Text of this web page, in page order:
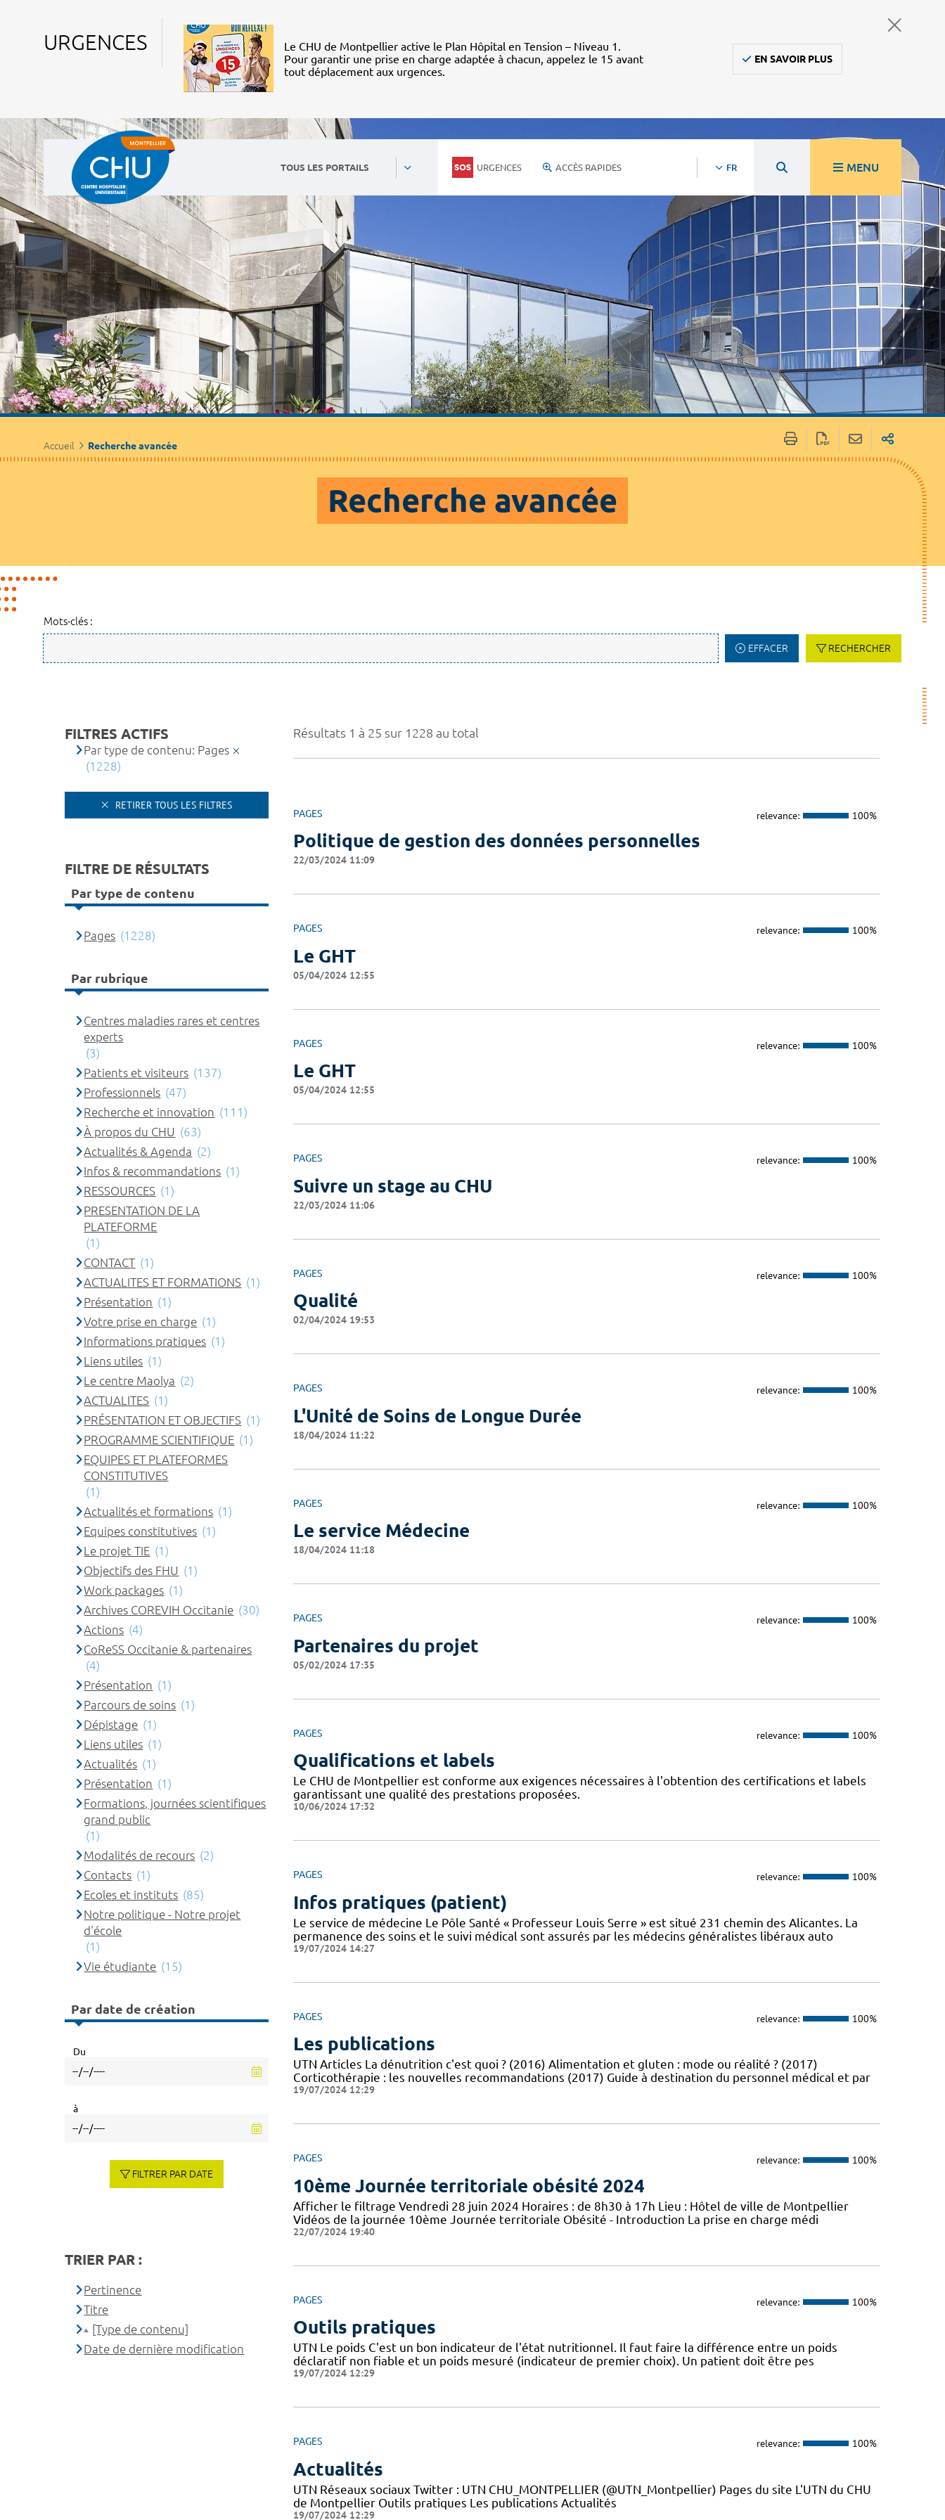
URGENCES
Le CHU de Montpellier active le Plan Hôpital en Tension – Niveau 1.
Pour garantir une prise en charge adaptée à chacun, appelez le 15 avant
tout déplacement aux urgences.
EN SAVOIR PLUS
TOUS LES PORTAILS URGENCES ACCÈS RAPIDES FR MENU
Accueil Recherche avancée
Recherche avancée
Mots-clés :
EFFACER RECHERCHER
Résultats 1 à 25 sur 1228 au total
PAGES relevance: 100%
Politique de gestion des données personnelles
22/03/2024 11:09
PAGES relevance: 100%
Le GHT
05/04/2024 12:55
PAGES relevance: 100%
Le GHT
05/04/2024 12:55
PAGES relevance: 100%
Suivre un stage au CHU
22/03/2024 11:06
PAGES relevance: 100%
Qualité
02/04/2024 19:53
PAGES relevance: 100%
L'Unité de Soins de Longue Durée
18/04/2024 11:22
PAGES relevance: 100%
Le service Médecine
18/04/2024 11:18
PAGES relevance: 100%
Partenaires du projet
05/02/2024 17:35
PAGES relevance: 100%
Qualifications et labels
Le CHU de Montpellier est conforme aux exigences nécessaires à l'obtention des certifications et labels
garantissant une qualité des prestations proposées.
10/06/2024 17:32
PAGES relevance: 100%
Infos pratiques (patient)
Le service de médecine Le Pôle Santé « Professeur Louis Serre » est situé 231 chemin des Alicantes. La
permanence des soins et le suivi médical sont assurés par les médecins généralistes libéraux auto
19/07/2024 14:27
PAGES relevance: 100%
Les publications
UTN Articles La dénutrition c'est quoi ? (2016) Alimentation et gluten : mode ou réalité ? (2017)
Corticothérapie : les nouvelles recommandations (2017) Guide à destination du personnel médical et par
19/07/2024 12:29
PAGES relevance: 100%
10ème Journée territoriale obésité 2024
Afficher le filtrage Vendredi 28 juin 2024 Horaires : de 8h30 à 17h Lieu : Hôtel de ville de Montpellier
Vidéos de la journée 10ème Journée territoriale Obésité - Introduction La prise en charge médi
22/07/2024 19:40
PAGES relevance: 100%
Outils pratiques
UTN Le poids C'est un bon indicateur de l'état nutritionnel. Il faut faire la différence entre un poids
déclaratif non fiable et un poids mesuré (indicateur de premier choix). Un patient doit être pes
19/07/2024 12:29
PAGES relevance: 100%
Actualités
UTN Réseaux sociaux Twitter : UTN CHU_MONTPELLIER (@UTN_Montpellier) Pages du site L'UTN du CHU
de Montpellier Outils pratiques Les publications Actualités
19/07/2024 12:29
FILTRES ACTIFS
Par type de contenu: Pages
(1228)
RETIRER TOUS LES FILTRES
FILTRE DE RÉSULTATS
Par type de contenu
Pages (1228)
Par rubrique
Centres maladies rares et centres
experts
(3)
Patients et visiteurs (137)
Professionnels (47)
Recherche et innovation (111)
À propos du CHU (63)
Actualités & Agenda (2)
Infos & recommandations (1)
RESSOURCES (1)
PRESENTATION DE LA
PLATEFORME
(1)
CONTACT (1)
ACTUALITES ET FORMATIONS (1)
Présentation (1)
Votre prise en charge (1)
Informations pratiques (1)
Liens utiles (1)
Le centre Maolya (2)
ACTUALITES (1)
PRÉSENTATION ET OBJECTIFS (1)
PROGRAMME SCIENTIFIQUE (1)
EQUIPES ET PLATEFORMES
CONSTITUTIVES
(1)
Actualités et formations (1)
Equipes constitutives (1)
Le projet TIE (1)
Objectifs des FHU (1)
Work packages (1)
Archives COREVIH Occitanie (30)
Actions (4)
CoReSS Occitanie & partenaires
(4)
Présentation (1)
Parcours de soins (1)
Dépistage (1)
Liens utiles (1)
Actualités (1)
Présentation (1)
Formations, journées scientifiques
grand public
(1)
Modalités de recours (2)
Contacts (1)
Ecoles et instituts (85)
Notre politique - Notre projet
d'école
(1)
Vie étudiante (15)
Par date de création
Du
à
FILTRER PAR DATE
TRIER PAR :
Pertinence
Titre
[Type de contenu]
Date de dernière modification